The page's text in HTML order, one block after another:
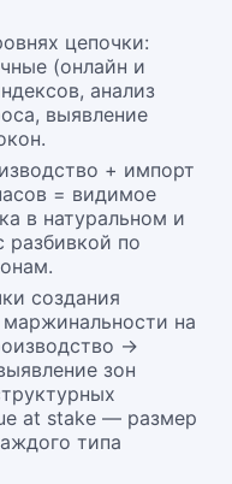
цепочки:
(онлайн и
анализ
выявление
+ импорт
= видимое
в натуральном и
по
создания
на
→
зон
at stake — размер
типа